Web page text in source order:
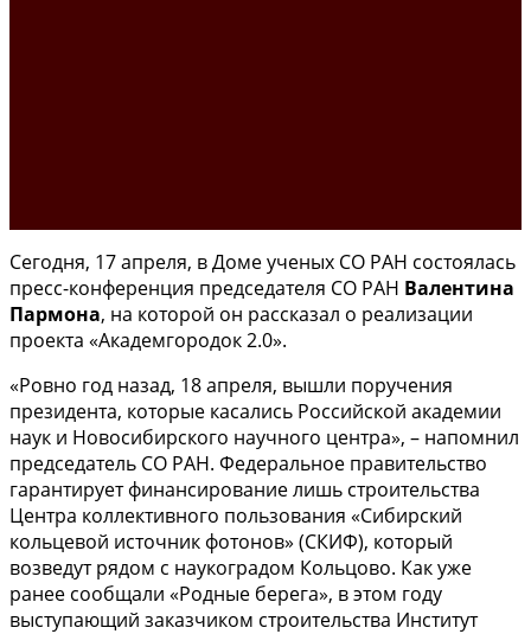
Сегодня, 17 апреля, в Доме ученых СО РАН состоялась
пресс-конференция председателя СО РАН Валентина
Пармона, на которой он рассказал о реализации
проекта «Академгородок 2.0».
«Ровно год назад, 18 апреля, вышли поручения
президента, которые касались Российской академии
наук и Новосибирского научного центра», – напомнил
председатель СО РАН. Федеральное правительство
гарантирует финансирование лишь строительства
Центра коллективного пользования «Сибирский
кольцевой источник фотонов» (СКИФ), который
возведут рядом с наукоградом Кольцово. Как уже
ранее сообщали «Родные берега», в этом году
выступающий заказчиком строительства Институт